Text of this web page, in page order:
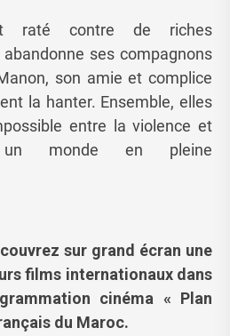
raté contre de riches
ses compagnons
son amie et complice
la hanter. Ensemble, elles
entre la violence et
un monde en pleine
sur grand écran une
films internationaux dans
cinéma « Plan
du Maroc.